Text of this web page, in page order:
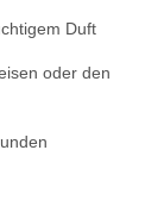
Duft
oder den